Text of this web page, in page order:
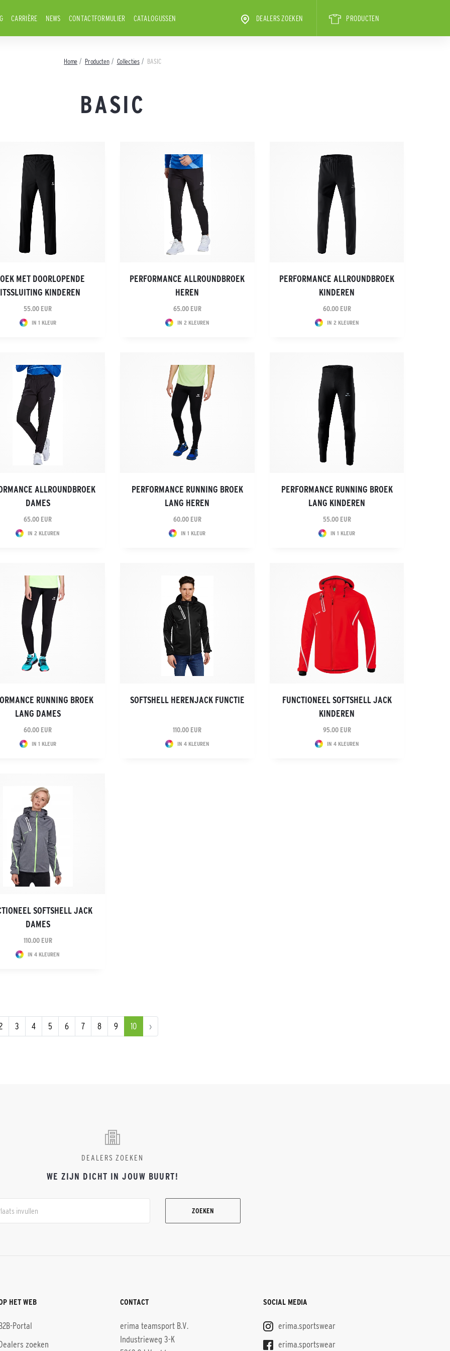
CARRIÈRE NEWS CONTACTFORMULIER CATALOGUSSEN DEALERS ZOEKEN PRODUCTEN
Home Producten Collecties BASIC
BASIC
MET DOORLOPENDE
KINDEREN
55.00 EUR
IN 1 KLEUR
PERFORMANCE ALLROUNDBROEK
HEREN
65.00 EUR
IN 2 KLEUREN
PERFORMANCE ALLROUNDBROEK
KINDEREN
60.00 EUR
IN 2 KLEUREN
ALLROUNDBROEK
DAMES
65.00 EUR
IN 2 KLEUREN
PERFORMANCE RUNNING BROEK
LANG HEREN
60.00 EUR
IN 1 KLEUR
PERFORMANCE RUNNING BROEK
LANG KINDEREN
55.00 EUR
IN 1 KLEUR
RUNNING BROEK
LANG DAMES
60.00 EUR
IN 1 KLEUR
SOFTSHELL HERENJACK FUNCTIE
110.00 EUR
IN 4 KLEUREN
FUNCTIONEEL SOFTSHELL JACK
KINDEREN
95.00 EUR
IN 4 KLEUREN
SOFTSHELL JACK
DAMES
110.00 EUR
IN 4 KLEUREN
3 4 5 6 7 8 9 10 ›
DEALERS ZOEKEN
WE ZIJN DICHT IN JOUW BUURT!
ZOEKEN
HET WEB
Portal
zoeken
CONTACT
erima teamsport B.V.
Industrieweg 3-K
SOCIAL MEDIA
erima.sportswear
erima.sportswear